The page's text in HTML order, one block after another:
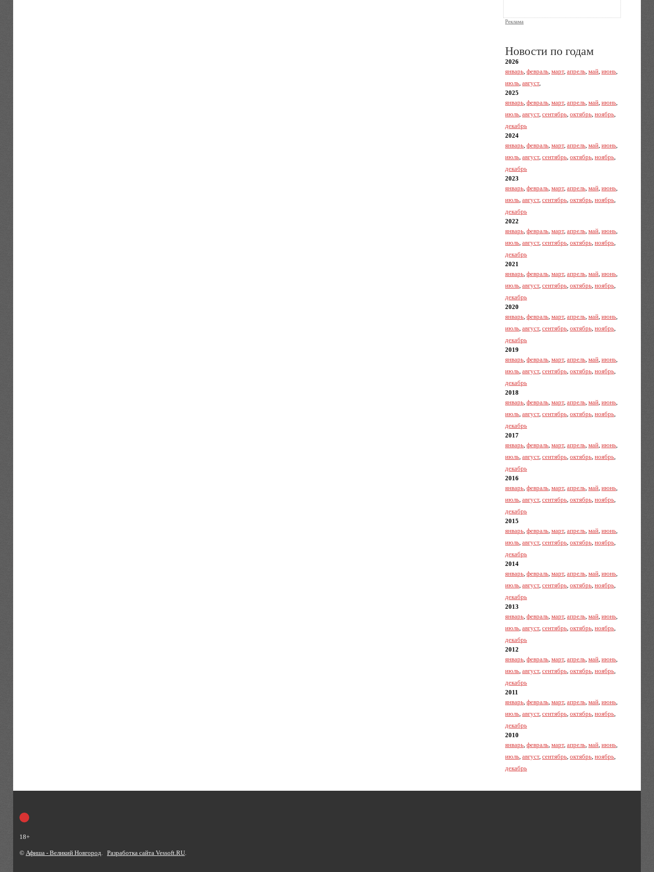
Реклама
Новости по годам
2026
январь,февраль,март,апрель,май,июнь,
июль,август,
2025
январь,февраль,март,апрель,май,июнь,
июль,август,сентябрь,октябрь,ноябрь,
декабрь
2024
январь,февраль,март,апрель,май,июнь,
июль,август,сентябрь,октябрь,ноябрь,
декабрь
2023
январь,февраль,март,апрель,май,июнь,
июль,август,сентябрь,октябрь,ноябрь,
декабрь
2022
январь,февраль,март,апрель,май,июнь,
июль,август,сентябрь,октябрь,ноябрь,
декабрь
2021
январь,февраль,март,апрель,май,июнь,
июль,август,сентябрь,октябрь,ноябрь,
декабрь
2020
январь,февраль,март,апрель,май,июнь,
июль,август,сентябрь,октябрь,ноябрь,
декабрь
2019
январь,февраль,март,апрель,май,июнь,
июль,август,сентябрь,октябрь,ноябрь,
декабрь
2018
январь,февраль,март,апрель,май,июнь,
июль,август,сентябрь,октябрь,ноябрь,
декабрь
2017
январь,февраль,март,апрель,май,июнь,
июль,август,сентябрь,октябрь,ноябрь,
декабрь
2016
январь,февраль,март,апрель,май,июнь,
июль,август,сентябрь,октябрь,ноябрь,
декабрь
2015
январь,февраль,март,апрель,май,июнь,
июль,август,сентябрь,октябрь,ноябрь,
декабрь
2014
январь,февраль,март,апрель,май,июнь,
июль,август,сентябрь,октябрь,ноябрь,
декабрь
2013
январь,февраль,март,апрель,май,июнь,
июль,август,сентябрь,октябрь,ноябрь,
декабрь
2012
январь,февраль,март,апрель,май,июнь,
июль,август,сентябрь,октябрь,ноябрь,
декабрь
2011
январь,февраль,март,апрель,май,июнь,
июль,август,сентябрь,октябрь,ноябрь,
декабрь
2010
январь,февраль,март,апрель,май,июнь,
июль,август,сентябрь,октябрь,ноябрь,
декабрь
18+
© Афиша - Великий Новгород Разработка сайта Vessoft.RU.